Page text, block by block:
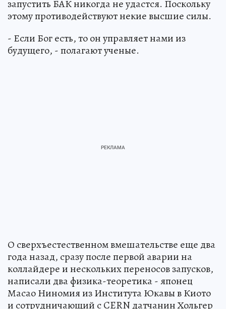
запустить БАК никогда не удастся. Поскольку
этому противодействуют некие высшие силы.
- Если Бог есть, то он управляет нами из
будущего, - полагают ученые.
О сверхъестественном вмешательстве еще два
года назад, сразу после первой аварии на
коллайдере и нескольких переносов запусков,
написали два физика-теоретика - японец
Масао Ниномия из Института Юкавы в Киото
и сотрудничающий с CERN датчанин Хольгер